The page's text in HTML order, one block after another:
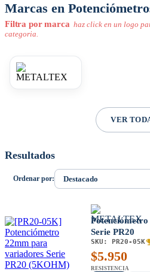
Marcas en
Filtra por marca haz click en un logo
categoria.
VER
Resultados
Ordenar por:
Serie PR20
SKU: PR20-05K
$5.950
RESISTENCIA